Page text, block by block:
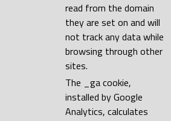
read from the domain
they are set on and will
not track any data while
browsing through other
sites.
The _ga cookie,
installed by Google
Analytics, calculates